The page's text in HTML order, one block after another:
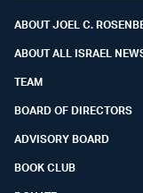
ABOUT JOEL C.
ABOUT ALL ISRAEL
TEAM
BOARD OF DIRECTORS
ADVISORY BOARD
BOOK CLUB